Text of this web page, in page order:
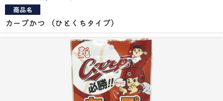
商品名
カープかつ （ひとくちタイプ）